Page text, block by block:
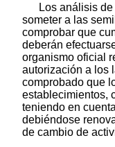
Los análisis
someter a las
comprobar que
deberán
organismo oficial
autorización a los
comprobado que
establecimientos,
teniendo en
debiéndose
de cambio de